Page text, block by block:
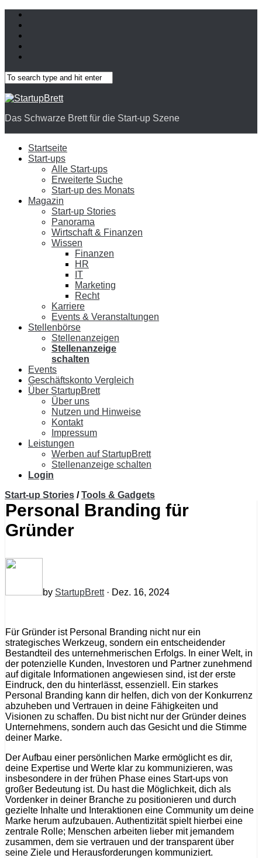
Das Schwarze Brett für die Start-up Szene
Startseite
Start-ups
Alle Start-ups
Erweiterte Suche
Start-up des Monats
Magazin
Start-up Stories
Panorama
Wirtschaft & Finanzen
Wissen
Finanzen
HR
IT
Marketing
Recht
Karriere
Events & Veranstaltungen
Stellenbörse
Stellenanzeigen
Stellenanzeige
schalten
Events
Geschäftskonto Vergleich
Über StartupBrett
Über uns
Nutzen und Hinweise
Kontakt
Impressum
Leistungen
Werben auf StartupBrett
Stellenanzeige schalten
Login
Start-up Stories / Tools & Gadgets
Personal Branding für
Gründer
by StartupBrett· Dez. 16, 2024
Für Gründer ist Personal Branding nicht nur ein
strategisches Werkzeug, sondern ein entscheidender
Bestandteil des unternehmerischen Erfolgs. In einer Welt, in
der potenzielle Kunden, Investoren und Partner zunehmend
auf digitale Informationen angewiesen sind, ist der erste
Eindruck, den du hinterlässt, essenziell. Ein starkes
Personal Branding kann dir helfen, dich von der Konkurrenz
abzuheben und Vertrauen in deine Fähigkeiten und
Visionen zu schaffen. Du bist nicht nur der Gründer deines
Unternehmens, sondern auch das Gesicht und die Stimme
deiner Marke.
Der Aufbau einer persönlichen Marke ermöglicht es dir,
deine Expertise und Werte klar zu kommunizieren, was
insbesondere in der frühen Phase eines Start-ups von
großer Bedeutung ist. Du hast die Möglichkeit, dich als
Vordenker in deiner Branche zu positionieren und durch
gezielte Inhalte und Interaktionen eine Community um deine
Marke herum aufzubauen. Authentizität spielt hierbei eine
zentrale Rolle; Menschen arbeiten lieber mit jemandem
zusammen, dem sie vertrauen und der transparent über
seine Ziele und Herausforderungen kommuniziert.